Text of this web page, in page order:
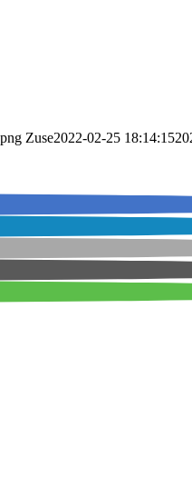
Zuse2022-02-25 18:14:15